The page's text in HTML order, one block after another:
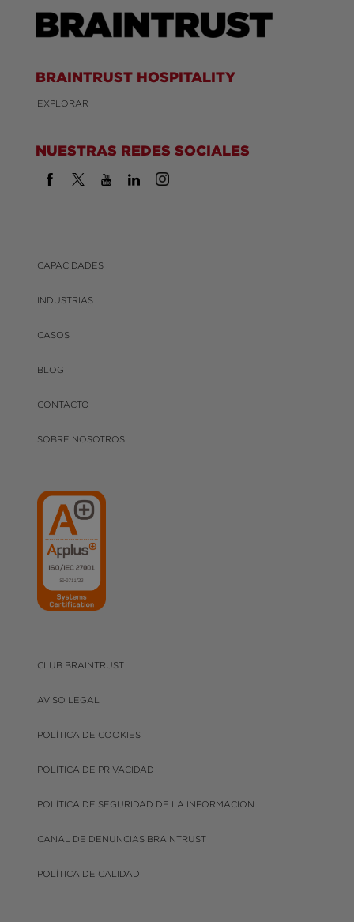
BRAINTRUST HOSPITALITY
EXPLORAR
NUESTRAS REDES SOCIALES
CAPACIDADES
INDUSTRIAS
CASOS
BLOG
CONTACTO
SOBRE NOSOTROS
CLUB BRAINTRUST
AVISO LEGAL
POLÍTICA DE COOKIES
POLÍTICA DE PRIVACIDAD
POLÍTICA DE SEGURIDAD DE LA INFORMACION
CANAL DE DENUNCIAS BRAINTRUST
POLÍTICA DE CALIDAD